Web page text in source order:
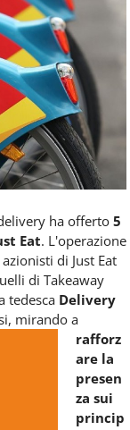
ha offerto 5
Eat. L'operazione
di Just Eat
di Takeaway
tedesca Delivery
mirando a
rafforz
are la
presen
za sui
princip